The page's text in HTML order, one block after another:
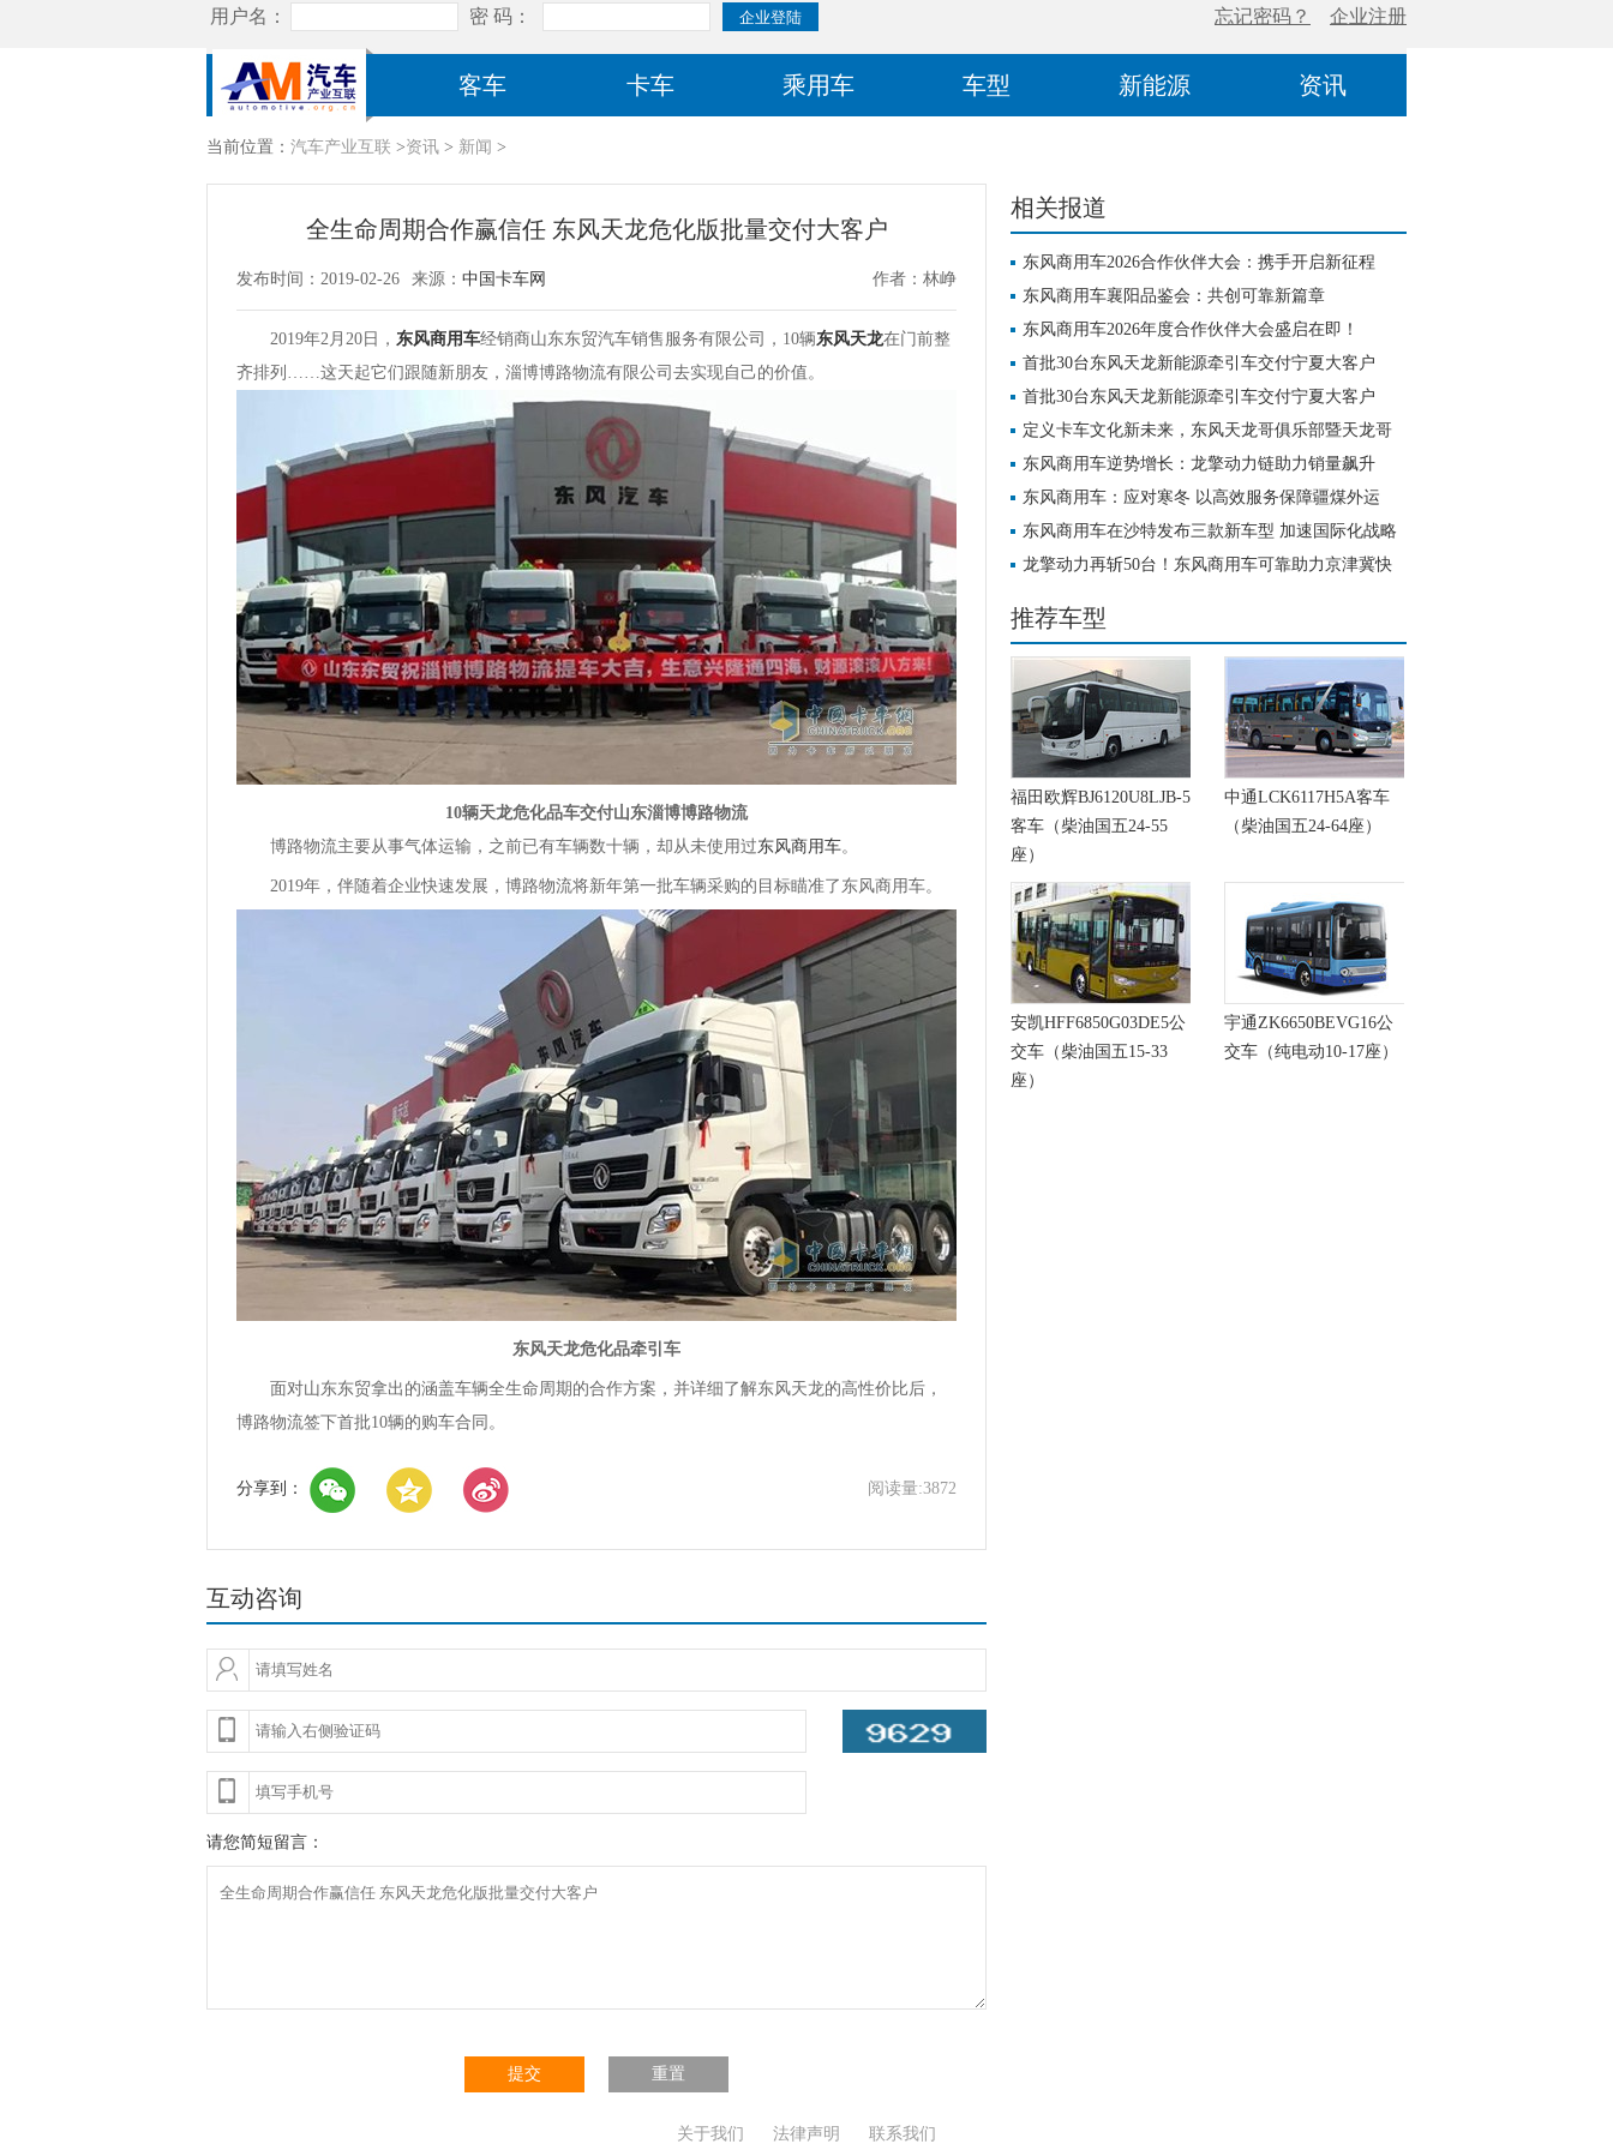
客车 卡车 乘用车 车型 新能源 资讯
当前位置： 汽车产业互联 >资讯 > 新闻 >
全生命周期合作赢信任 东风天龙危化版批量交付大客户
发布时间：2019-02-26 来源： 中国卡车网 作者：林峥
2019年2月20日， 东风商用车经销商山东东贸汽车销售服务有限公司，10辆东风天龙在门前整
齐排列……这天起它们跟随新朋友，淄博博路物流有限公司去实现自己的价值。
10辆天龙危化品车交付山东淄博博路物流
博路物流主要从事气体运输，之前已有车辆数十辆，却从未使用过东风商用车。
2019年，伴随着企业快速发展，博路物流将新年第一批车辆采购的目标瞄准了东风商用车。
东风天龙危化品牵引车
面对山东东贸拿出的涵盖车辆全生命周期的合作方案，并详细了解东风天龙的高性价比后，
博路物流签下首批10辆的购车合同。
分享到： 阅读量:3872
互动咨询
请您简短留言：
提交 重置
相关报道
东风商用车2026合作伙伴大会：携手开启新征程
东风商用车襄阳品鉴会：共创可靠新篇章
东风商用车2026年度合作伙伴大会盛启在即！
首批30台东风天龙新能源牵引车交付宁夏大客户
首批30台东风天龙新能源牵引车交付宁夏大客户
定义卡车文化新未来，东风天龙哥俱乐部暨天龙哥
权益重磅发布
东风商用车逆势增长：龙擎动力链助力销量飙升
东风商用车：应对寒冬 以高效服务保障疆煤外运
东风商用车在沙特发布三款新车型 加速国际化战略
龙擎动力再斩50台！东风商用车可靠助力京津冀快
推荐车型
福田欧辉BJ6120U8LJB-5
客车（柴油国五24-55
座）
中通LCK6117H5A客车
（柴油国五24-64座）
安凯HFF6850G03DE5公
交车（柴油国五15-33
座）
宇通ZK6650BEVG16公
交车（纯电动10-17座）
关于我们 法律声明 联系我们